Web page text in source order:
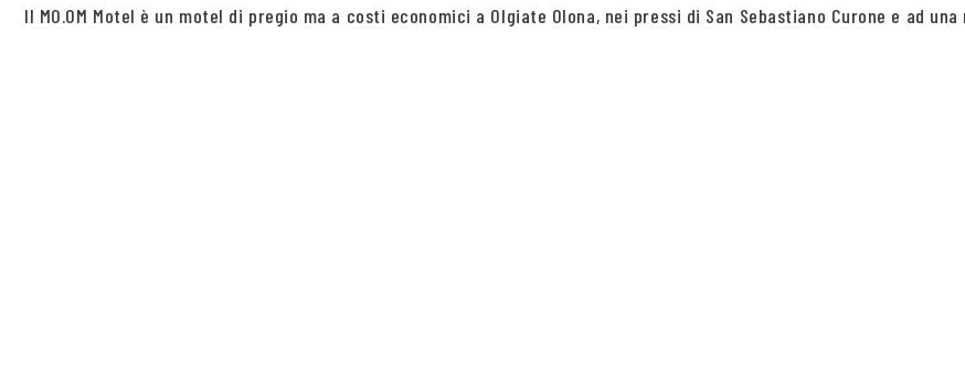
Il MO.OM Motel è un motel di pregio ma a costi economici a Olgiate Olona, nei pressi di San Sebastiano Curone e ad